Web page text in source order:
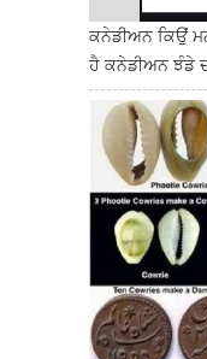
ਕਨੇਡੀਅਨ ਕਿਉਂ
ਹੈ ਕਨੇਡੀਅਨ ਝੰਡੇ